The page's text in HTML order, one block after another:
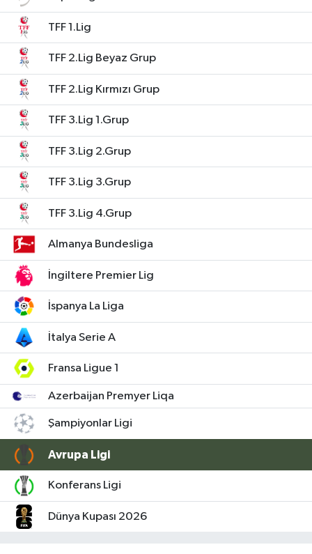
TFF 1.Lig
TFF 2.Lig Beyaz Grup
TFF 2.Lig Kırmızı Grup
TFF 3.Lig 1.Grup
TFF 3.Lig 2.Grup
TFF 3.Lig 3.Grup
TFF 3.Lig 4.Grup
Almanya Bundesliga
İngiltere Premier Lig
İspanya La Liga
İtalya Serie A
Fransa Ligue 1
Azerbaijan Premyer Liqa
Şampiyonlar Ligi
Avrupa Ligi
Konferans Ligi
Dünya Kupası 2026
Siyaset
Spor
Teknoloji